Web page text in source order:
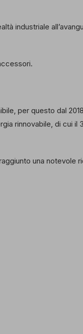
industriale
per questo dal
rinnovabile, di cui
una notevole